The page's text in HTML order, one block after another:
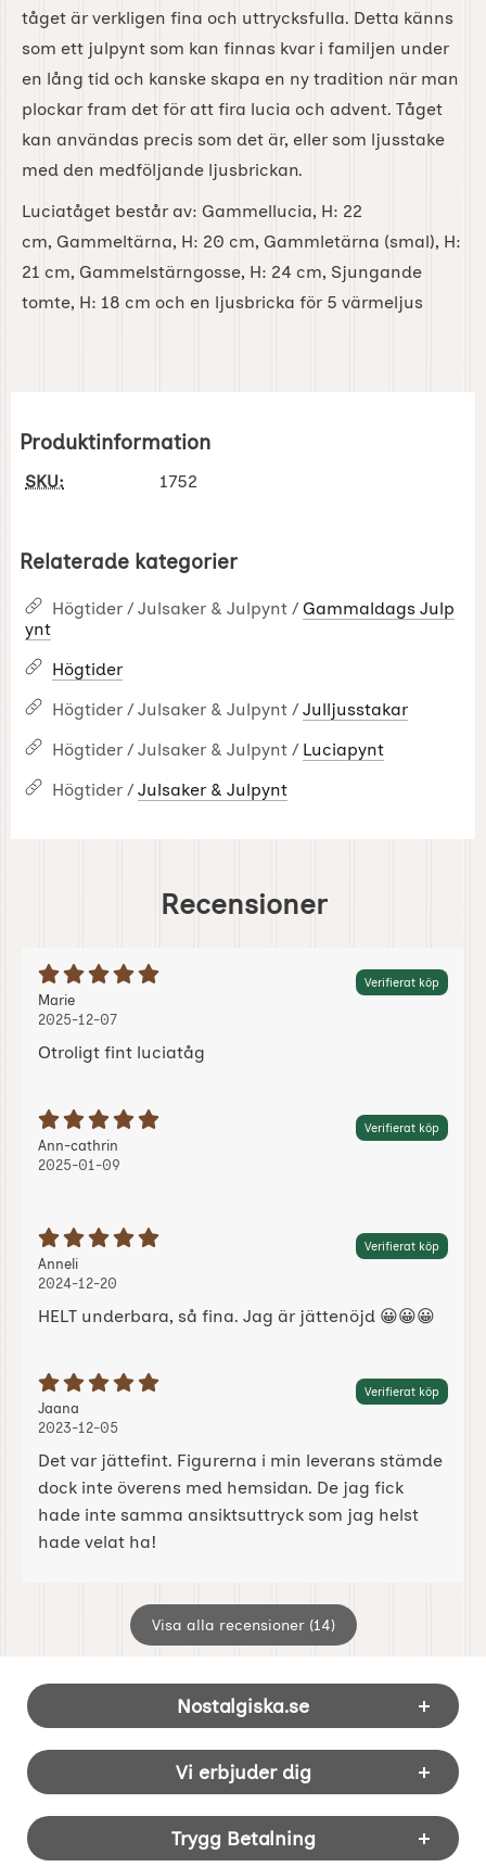
tåget är verkligen fina och uttrycksfulla. Detta känns
som ett julpynt som kan finnas kvar i familjen under
en lång tid och kanske skapa en ny tradition när man
plockar fram det för att fira lucia och advent. Tåget
kan användas precis som det är, eller som ljusstake
med den medföljande ljusbrickan.
Luciatåget består av: Gammellucia, H: 22
cm, Gammeltärna, H: 20 cm, Gammletärna (smal), H:
21 cm, Gammelstärngosse, H: 24 cm, Sjungande
tomte, H: 18 cm och en ljusbricka för 5 värmeljus
Produktinformation
SKU: 1752
Relaterade kategorier
Högtider / Julsaker & Julpynt / Gammaldags Julp
ynt
Högtider
Högtider / Julsaker & Julpynt / Julljusstakar
Högtider / Julsaker & Julpynt / Luciapynt
Högtider / Julsaker & Julpynt
Recensioner
Betyg: 5 Stjärnor av 5 Verifierat köp
Recension av:
Marie, 2025-12-07
, 2025-12-07
2025-12-07
Otroligt fint luciatåg
Betyg: 5 Stjärnor av 5 Verifierat köp
Recension av:
Ann-cathrin
2025-01-09
Betyg: 5 Stjärnor av 5 Verifierat köp
Recension av:
Anneli, 2024-12-20
, 2024-12-20
2024-12-20
HELT underbara, så fina. Jag är jättenöjd 😀😀😀
Betyg: 5 Stjärnor av 5 Verifierat köp
Recension av:
Jaana
2023-12-05
Det var jättefint. Figurerna i min leverans stämde
dock inte överens med hemsidan. De jag fick
hade inte samma ansiktsuttryck som jag helst
hade velat ha!
Visa alla recensioner (14)
Sidfot Blandad info och länkar
Nostalgiska.se
Vi erbjuder dig
Trygg Betalning